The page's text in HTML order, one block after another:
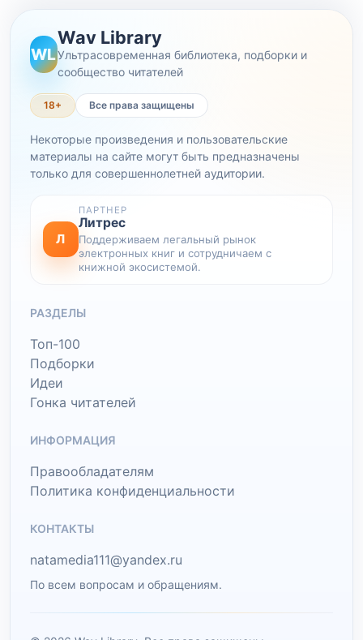
WL
Wav Library
Ультрасовременная библиотека, подборки и
сообщество читателей
18+ Все права защищены
Некоторые произведения и пользовательские
материалы на сайте могут быть предназначены
только для совершеннолетней аудитории.
Л
ПАРТНЕР
Литрес
Поддерживаем легальный рынок
электронных книг и сотрудничаем с
книжной экосистемой.
РАЗДЕЛЫ
Топ-100
Подборки
Идеи
Гонка читателей
ИНФОРМАЦИЯ
Правообладателям
Политика конфиденциальности
КОНТАКТЫ
natamedia111@yandex.ru
По всем вопросам и обращениям.